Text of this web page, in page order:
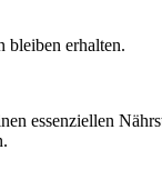
bleiben erhalten.
essenziellen